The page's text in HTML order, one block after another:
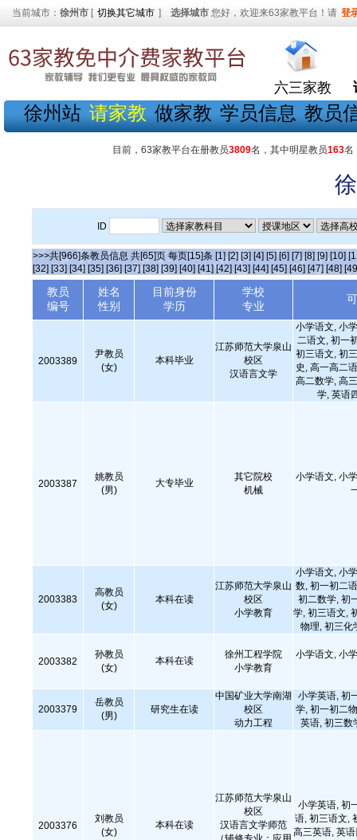
当前城市： 徐州市 [ 切换其它城市 ] 选择城市 您好，欢迎来63家教平台！请 登
六三家教
徐州站 请家教 做家教 学员信息 教员
目前，63家教平台在册教员3809名，其中明星教员163名
ID
>>>共[966]条教员信息 共[65]页 每页[15]条 [1] [2] [3] [4] [5] [6] [7] [8] [9] [10]
[32] [33] [34] [35] [36] [37] [38] [39] [40] [41] [42] [43] [44] [45] [46] [47] [48]
教员
编号
姓名
性别
目前身份
学历
学校
专业
2003389
尹教员
(女)
本科毕业
江苏师范大学泉山
校区
汉语言文学
小学语文, 小
二语文, 初一
初三语文, 初
史, 高一高二
高二数学, 高
学, 英语
2003387
姚教员
(男)
大专毕业
其它院校
机械
小学语文, 小
2003383
高教员
(女)
本科在读
江苏师范大学泉山
校区
小学教育
小学语文, 小
数, 初一初二
初二数学, 初
学, 初三语文,
物理, 初三化
2003382
孙教员
(女)
本科在读
徐州工程学院
小学教育
小学语文, 小
2003379
岳教员
(男)
研究生在读
中国矿业大学南湖
校区
动力工程
小学英语, 初
学, 初一初二
英语, 初三数
2003376
刘教员
(女)
本科在读
江苏师范大学泉山
校区
汉语言文学师范
小学英语, 初
语, 初三语文,
高三英语, 英